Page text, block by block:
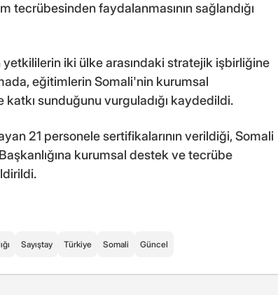
tecrübesinden faydalanmasının sağlandığı
iki ülke arasındaki stratejik işbirliğine
eğitimlerin Somali'nin kurumsal
sunduğunu vurguladığı kaydedildi.
21 personele sertifikalarının verildiği, Somali
kurumsal destek ve tecrübe
Sayıştay Türkiye Somali Güncel